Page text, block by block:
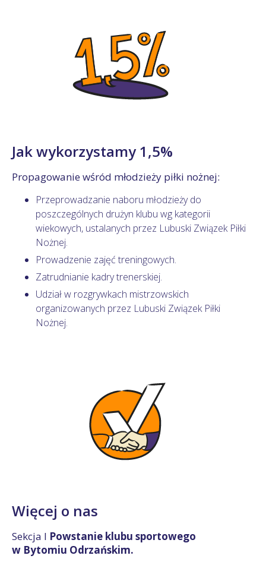
Jak wykorzystamy 1,5%
Propagowanie wśród młodzieży piłki nożnej:
Przeprowadzanie naboru młodzieży do
poszczególnych drużyn klubu wg kategorii
wiekowych, ustalanych przez Lubuski Związek Piłki
Nożnej.
Prowadzenie zajęć treningowych.
Zatrudnianie kadry trenerskiej.
Udział w rozgrywkach mistrzowskich
organizowanych przez Lubuski Związek Piłki
Nożnej.
Więcej o nas
Sekcja I Powstanie klubu sportowego
w Bytomiu Odrzańskim.